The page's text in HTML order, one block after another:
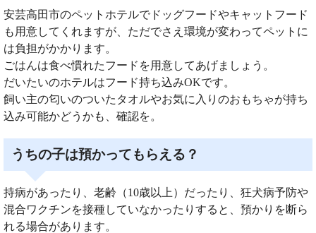
安芸高田市のペットホテルでドッグフードやキャットフード
も用意してくれますが、ただでさえ環境が変わってペットに
は負担がかかります。
ごはんは食べ慣れたフードを用意してあげましょう。
だいたいのホテルはフード持ち込みOKです。
飼い主の匂いのついたタオルやお気に入りのおもちゃが持ち
込み可能かどうかも、確認を。
うちの子は預かってもらえる？
持病があったり、老齢（10歳以上）だったり、狂犬病予防や
混合ワクチンを接種していなかったりすると、預かりを断ら
れる場合があります。